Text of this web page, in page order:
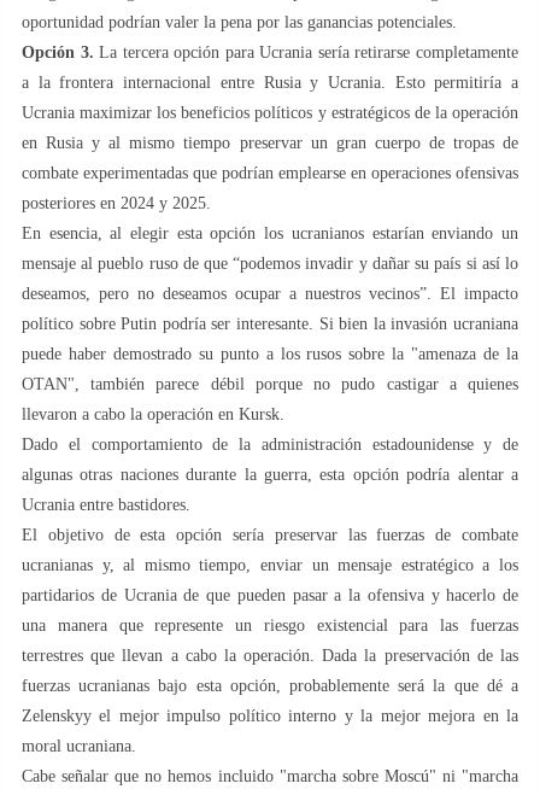
oportunidad podrían valer la pena por las ganancias potenciales.
Opción 3. La tercera opción para Ucrania sería retirarse completamente
a la frontera internacional entre Rusia y Ucrania. Esto permitiría a
Ucrania maximizar los beneficios políticos y estratégicos de la operación
en Rusia y al mismo tiempo preservar un gran cuerpo de tropas de
combate experimentadas que podrían emplearse en operaciones ofensivas
posteriores en 2024 y 2025.
En esencia, al elegir esta opción los ucranianos estarían enviando un
mensaje al pueblo ruso de que “podemos invadir y dañar su país si así lo
deseamos, pero no deseamos ocupar a nuestros vecinos”. El impacto
político sobre Putin podría ser interesante. Si bien la invasión ucraniana
puede haber demostrado su punto a los rusos sobre la "amenaza de la
OTAN", también parece débil porque no pudo castigar a quienes
llevaron a cabo la operación en Kursk.
Dado el comportamiento de la administración estadounidense y de
algunas otras naciones durante la guerra, esta opción podría alentar a
Ucrania entre bastidores.
El objetivo de esta opción sería preservar las fuerzas de combate
ucranianas y, al mismo tiempo, enviar un mensaje estratégico a los
partidarios de Ucrania de que pueden pasar a la ofensiva y hacerlo de
una manera que represente un riesgo existencial para las fuerzas
terrestres que llevan a cabo la operación. Dada la preservación de las
fuerzas ucranianas bajo esta opción, probablemente será la que dé a
Zelenskyy el mejor impulso político interno y la mejor mejora en la
moral ucraniana.
Cabe señalar que no hemos incluido "marcha sobre Moscú" ni "marcha